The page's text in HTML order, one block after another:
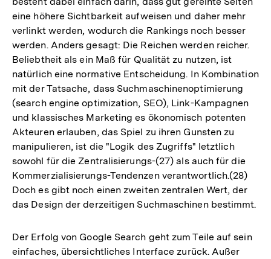
eine höhere Sichtbarkeit aufweisen und daher mehr
verlinkt werden, wodurch die Rankings noch besser
werden. Anders gesagt: Die Reichen werden reicher.
Beliebtheit als ein Maß für Qualität zu nutzen, ist
natürlich eine normative Entscheidung. In Kombination
mit der Tatsache, dass Suchmaschinenoptimierung
(search engine optimization, SEO), Link-Kampagnen
und klassisches Marketing es ökonomisch potenten
Akteuren erlauben, das Spiel zu ihren Gunsten zu
manipulieren, ist die "Logik des Zugriffs" letztlich
sowohl für die Zentralisierungs-(27) als auch für die
Kommerzialisierungs-Tendenzen verantwortlich.(28)
Doch es gibt noch einen zweiten zentralen Wert, der
das Design der derzeitigen Suchmaschinen bestimmt.
Der Erfolg von Google Search geht zum Teile auf sein
einfaches, übersichtliches Interface zurück. Außer